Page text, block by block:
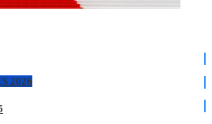
2026